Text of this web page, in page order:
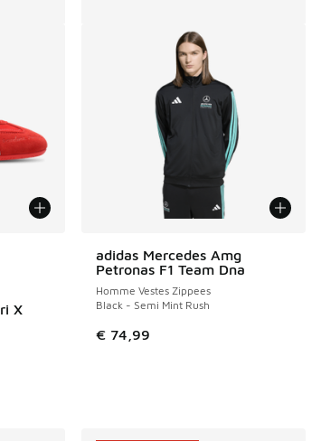
X
Prix en baisse de € 129,99 à € 75,00
adidas Mercedes Amg
Petronas F1 Team Dna
Homme Vestes Zippees
Black - Semi Mint Rush
€ 74,99